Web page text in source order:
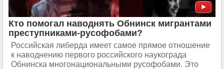
Кто помогал наводнять Обнинск мигрантами
преступниками-русофобами?
Российская либерда имеет самое прямое отношение
к наводнению первого российского наукограда
Обнинска многонациональными русофобами. Это